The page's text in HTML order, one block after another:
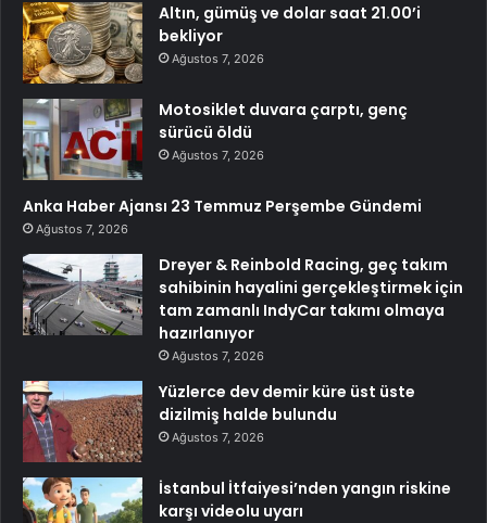
Altın, gümüş ve dolar saat 21.00’i
bekliyor
Ağustos 7, 2026
Motosiklet duvara çarptı, genç
sürücü öldü
Ağustos 7, 2026
Anka Haber Ajansı 23 Temmuz Perşembe Gündemi
Ağustos 7, 2026
Dreyer & Reinbold Racing, geç takım
sahibinin hayalini gerçekleştirmek için
tam zamanlı IndyCar takımı olmaya
hazırlanıyor
Ağustos 7, 2026
Yüzlerce dev demir küre üst üste
dizilmiş halde bulundu
Ağustos 7, 2026
İstanbul İtfaiyesi’nden yangın riskine
karşı videolu uyarı